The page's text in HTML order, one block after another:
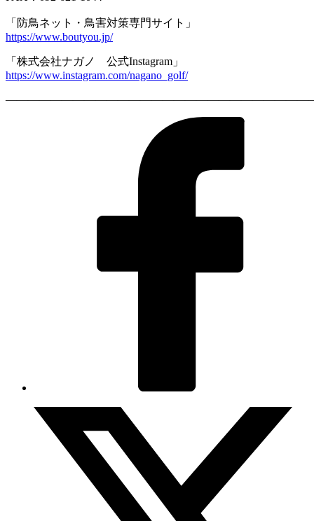
「防鳥ネット・鳥害対策専門サイト」
https://www.boutyou.jp/
「株式会社ナガノ 公式Instagram」
https://www.instagram.com/nagano_golf/